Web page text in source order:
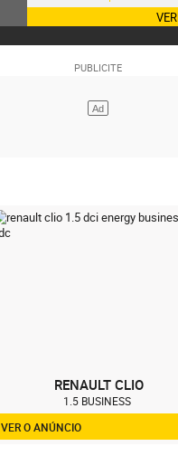
RENAULT CLIO
1.5 BUSINESS
VER O ANÚNCIO